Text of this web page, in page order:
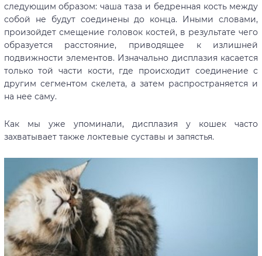
следующим образом: чаша таза и бедренная кость между
собой не будут соединены до конца. Иными словами,
произойдет смещение головок костей, в результате чего
образуется расстояние, приводящее к излишней
подвижности элементов. Изначально дисплазия касается
только той части кости, где происходит соединение с
другим сегментом скелета, а затем распространяется и
на нее саму.
Как мы уже упоминали, дисплазия у кошек часто
захватывает также локтевые суставы и запястья.